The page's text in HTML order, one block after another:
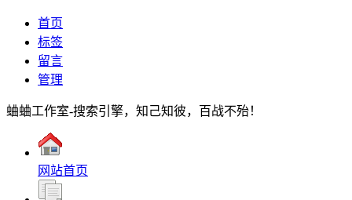
首页
标签
留言
管理
蛐蛐工作室-搜索引擎，知己知彼，百战不殆！
网站首页